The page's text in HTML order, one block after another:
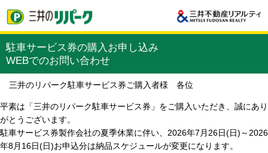
駐車サービス券の購入お申し込み
WEBでのお問い合わせ
三井のリパーク駐車サービス券ご購入者様 各位
平素は「三井のリパーク駐車サービス券」をご購入いただき、誠にあり
がとうございます。
駐車サービス券製作会社の夏季休業に伴い、2026年7月26日(日)～2026
年8月16日(日)お申込分は納品スケジュールが変更になります。